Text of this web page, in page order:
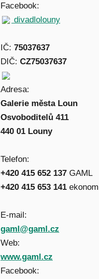
Facebook:
divadlolouny
IČ: 75037637
DIČ: CZ75037637
Adresa:
Galerie města Loun
Osvoboditelů 411
440 01 Louny
Telefon:
+420 415 652 137 GAML
+420 415 653 141 ekonom
E-mail:
gaml@gaml.cz
Web:
www.gaml.cz
Facebook: